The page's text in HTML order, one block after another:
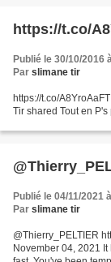
https://t.co/
Publié le 30/10/2016
Par slimane tir
https://t.co/
Tir shared Tout en P's
Publié le 04/11/2021
Par slimane tir
@Thierry_PELTIER
November 04, 2021